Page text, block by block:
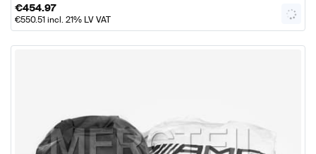
€454.97
€550.51incl. 21% LV VAT